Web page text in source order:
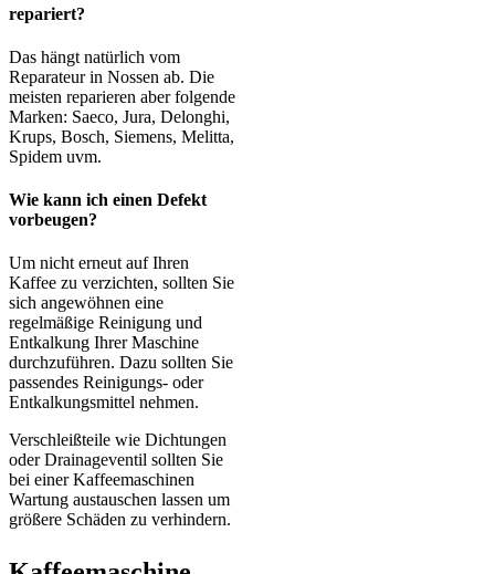
repariert?
Das hängt natürlich vom
Reparateur in Nossen ab. Die
meisten reparieren aber folgende
Marken: Saeco, Jura, Delonghi,
Krups, Bosch, Siemens, Melitta,
Spidem uvm.
Wie kann ich einen Defekt
vorbeugen?
Um nicht erneut auf Ihren
Kaffee zu verzichten, sollten Sie
sich angewöhnen eine
regelmäßige Reinigung und
Entkalkung Ihrer Maschine
durchzuführen. Dazu sollten Sie
passendes Reinigungs- oder
Entkalkungsmittel nehmen.
Verschleißteile wie Dichtungen
oder Drainageventil sollten Sie
bei einer Kaffeemaschinen
Wartung austauschen lassen um
größere Schäden zu verhindern.